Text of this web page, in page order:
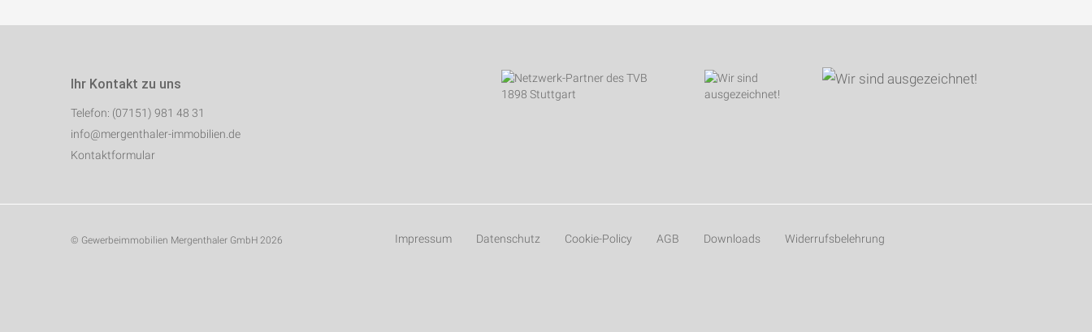
Ihr Kontakt zu uns
Telefon: (07151) 981 48 31
info@mergenthaler-immobilien.de
Kontaktformular
© Gewerbeimmobilien Mergenthaler GmbH 2026 Impressum Datenschutz Cookie-Policy AGB Downloads Widerrufsbelehrung